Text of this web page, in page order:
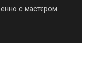
с мастером